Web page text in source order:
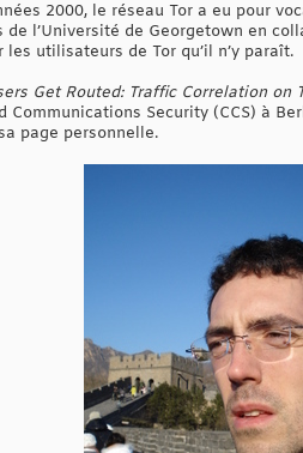
2000, le réseau Tor a eu pour
l’Université de Georgetown en
utilisateurs de Tor qu’il n’y paraît.
Get Routed: Traffic Correlation on
Communications Security (CCS) à
page personnelle.